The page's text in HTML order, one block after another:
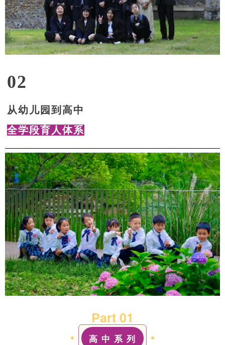
02
从幼儿园到高中
全学段育人体系
Part 01
高 中 系 列